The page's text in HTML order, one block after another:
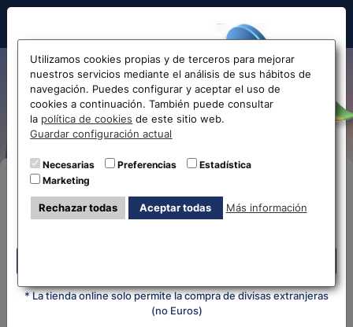
Hola!
Antes de acceder
la web...
Selecciona tu oficina más
cercana
* La tienda online solo permite la compra de divisas extranjeras
(no Euros)
Cambio de Real Brasileño a
Euro BRL-EUR
Compra Online
quieres?
Utilizamos cookies propias y de terceros para mejorar
nuestros servicios mediante el análisis de sus hábitos de
navegación. Puedes configurar y aceptar el uso de
cookies a continuación. También puede consultar
la política de cookies de este sitio web.
Guardar configuración actual
Necesarias Preferencias
Estadística
Marketing
Rechazar todas Aceptar todas Más información